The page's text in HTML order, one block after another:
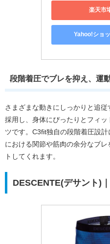
楽天市
Yahoo!ショ
段階着圧でブレを抑え、運
さまざまな動きにしっかりと追
採用し、身体にぴったりとフィ
ツです。C3fit独自の段階着圧設
における関節や筋肉の余分なブ
トしてくれます。
DESCENTE(デサント)